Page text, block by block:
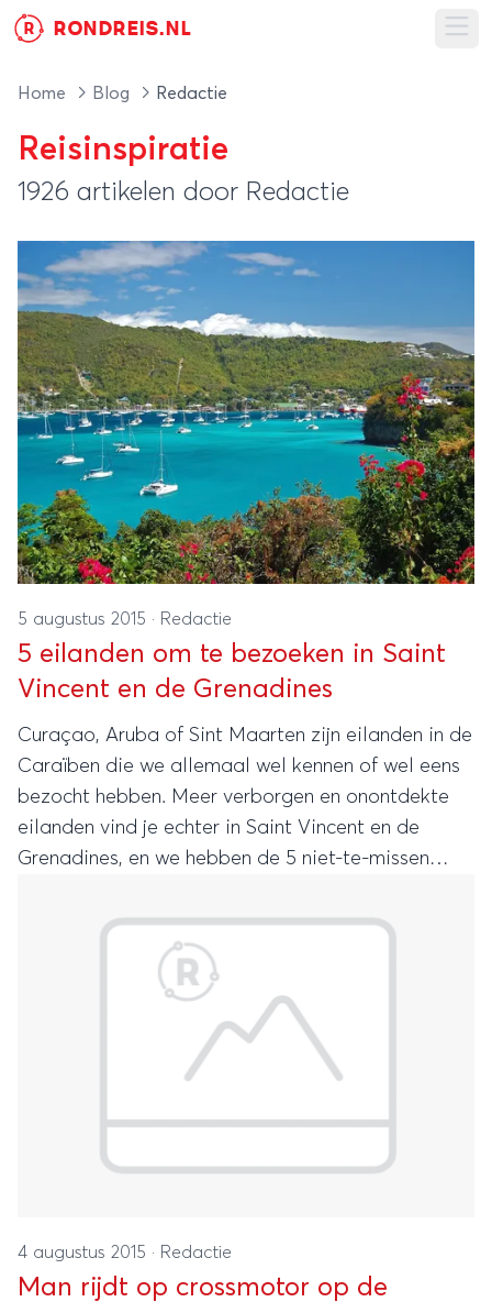
R RONDREIS.NL
Home Blog Redactie
Reisinspiratie
1926 artikelen door Redactie
5 augustus 2015 · Redactie
5 eilanden om te bezoeken in Saint
Vincent en de Grenadines
Curaçao, Aruba of Sint Maarten zijn eilanden in de
Caraïben die we allemaal wel kennen of wel eens
bezocht hebben. Meer verborgen en onontdekte
eilanden vind je echter in Saint Vincent en de
Grenadines, en we hebben de 5 niet-te-missen
4 augustus 2015 · Redactie
Man rijdt op crossmotor op de